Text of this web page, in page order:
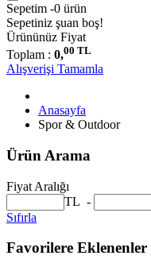
Sepetim -0 ürün
Sepetiniz şuan boş!
Ürününüz Fiyat
Toplam : 0,00 TL
Alışverişi Tamamla
Anasayfa
Spor & Outdoor
Ürün Arama
Fiyat Aralığı
TL -
Sıfırla
Favorilere Eklenenler